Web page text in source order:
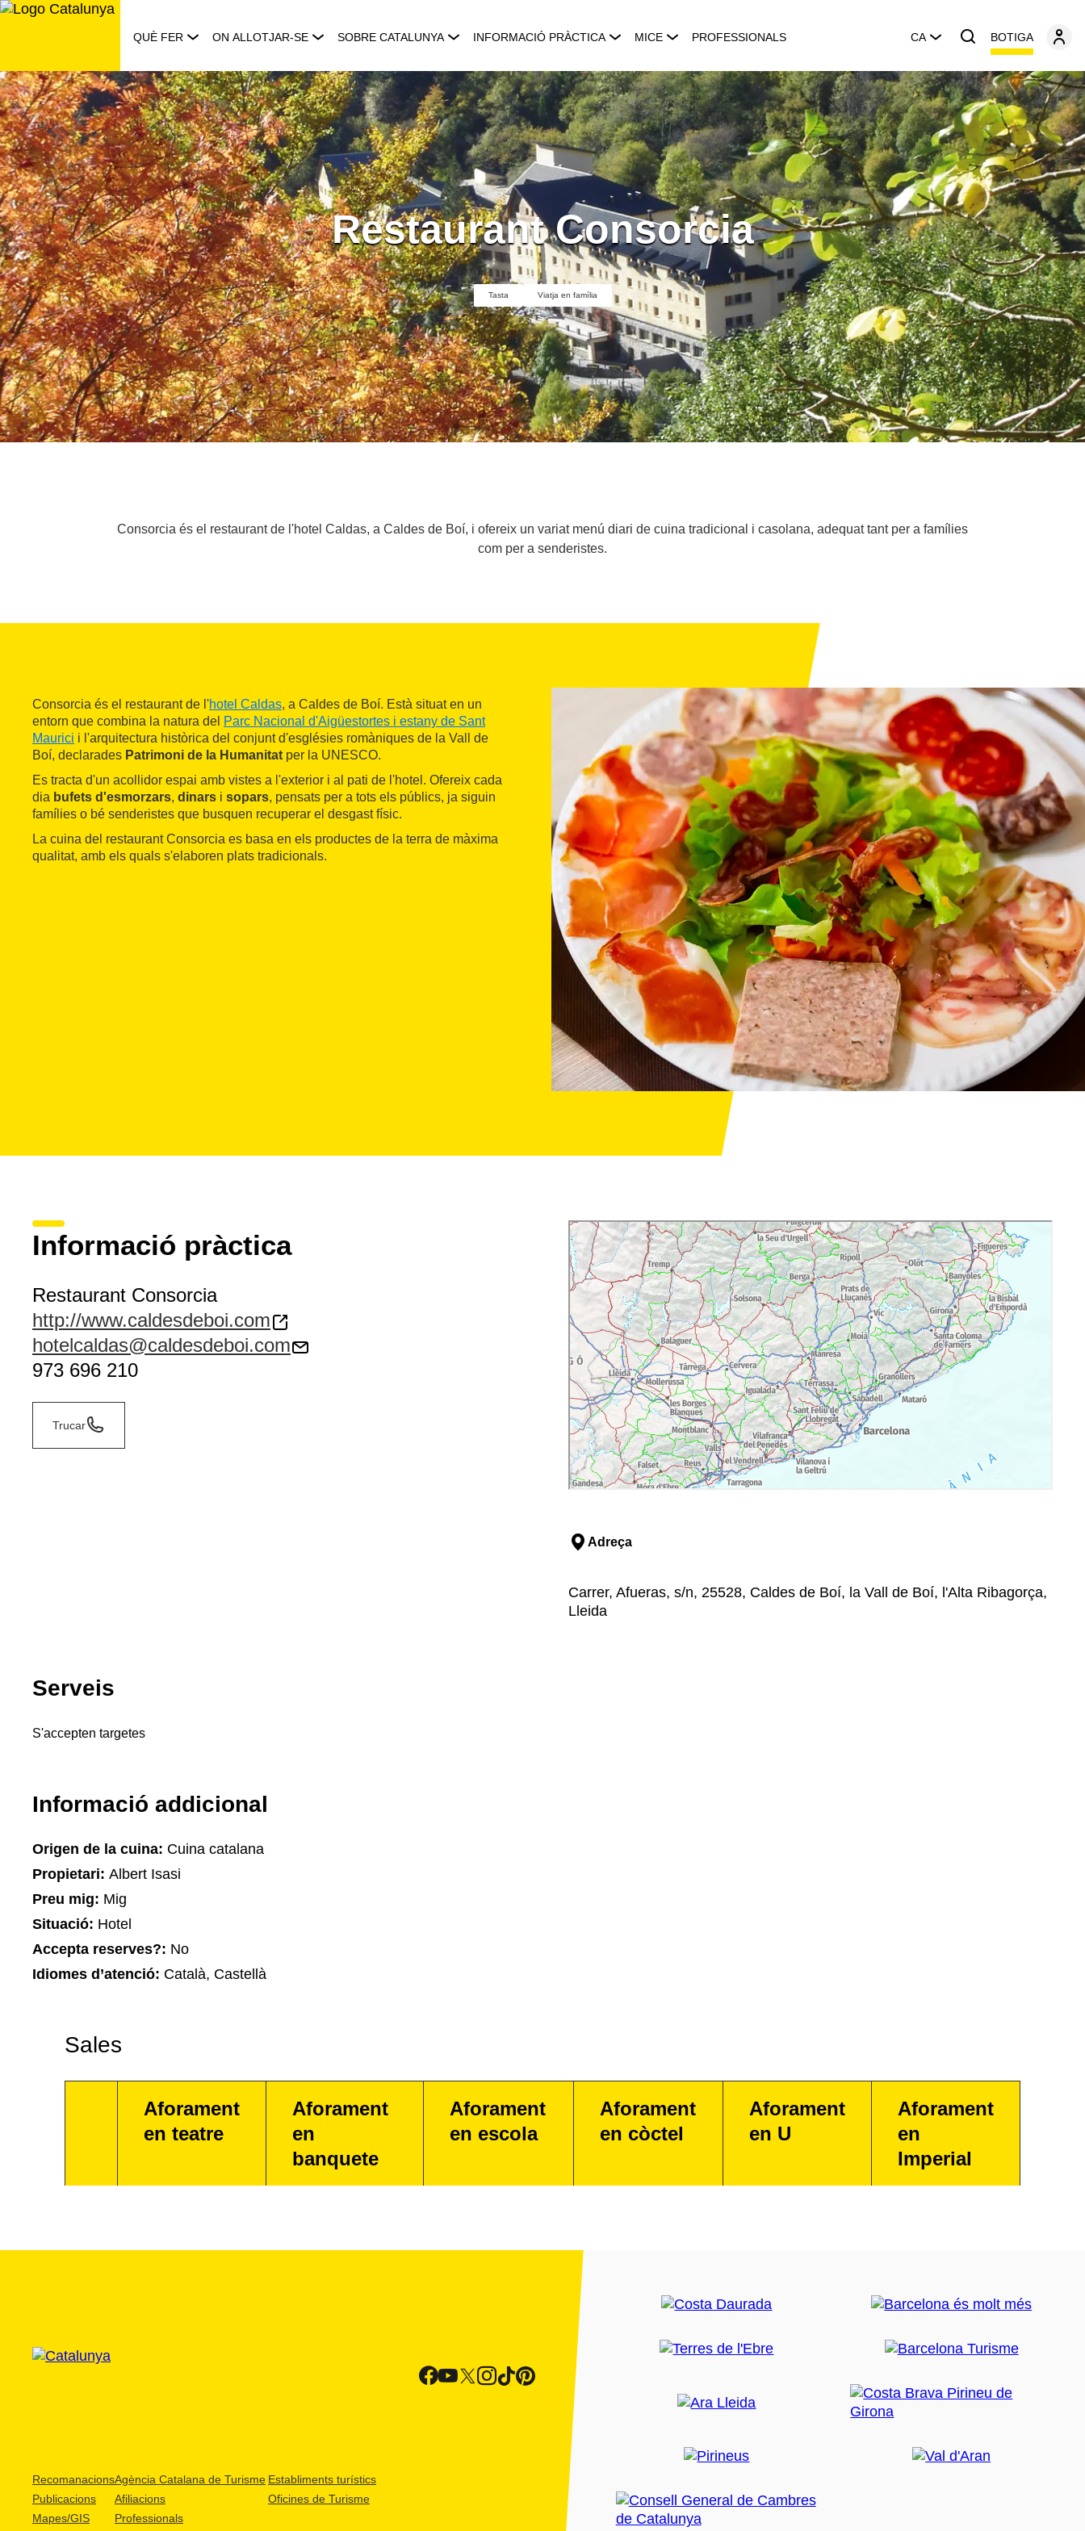
Saltar
QUÈ FER ON ALLOTJAR-SE SOBRE CATALUNYA INFORMACIÓ PRÀCTICA MICE PROFESSIONALS CA BOTIGA
Restaurant Consorcia
Tasta Viatja en família
Consorcia és el restaurant de l'hotel Caldas, a Caldes de Boí, i ofereix un variat menú diari de cuina tradicional i casolana, adequat tant per a famílies
com per a senderistes.
Consorcia és el restaurant de l'hotel Caldas, a Caldes de Boí. Està situat en un
entorn que combina la natura del Parc Nacional d'Aigüestortes i estany de Sant
Maurici i l'arquitectura històrica del conjunt d'esglésies romàniques de la Vall de
Boí, declarades Patrimoni de la Humanitat per la UNESCO.
Es tracta d'un acollidor espai amb vistes a l'exterior i al pati de l'hotel. Ofereix cada
dia bufets d'esmorzars, dinars i sopars, pensats per a tots els públics, ja siguin
famílies o bé senderistes que busquen recuperar el desgast físic.
La cuina del restaurant Consorcia es basa en els productes de la terra de màxima
qualitat, amb els quals s'elaboren plats tradicionals.
Informació pràctica
Restaurant Consorcia
http://www.caldesdeboi.com
hotelcaldas@caldesdeboi.com
973 696 210
Trucar
Adreça
Carrer, Afueras, s/n, 25528, Caldes de Boí, la Vall de Boí, l'Alta Ribagorça,
Lleida
Serveis
S'accepten targetes
Informació addicional
Origen de la cuina: Cuina catalana
Propietari: Albert Isasi
Preu mig: Mig
Situació: Hotel
Accepta reserves?: No
Idiomes d’atenció: Català, Castellà
Sales
Aforament
en teatre
Aforament
en
banquete
Aforament
en escola
Aforament
en còctel
Aforament
en U
Aforament
en
Imperial
Recomanacions
Publicacions
Mapes/GIS
Agència Catalana de Turisme
Afiliacions
Professionals
Establiments turístics
Oficines de Turisme